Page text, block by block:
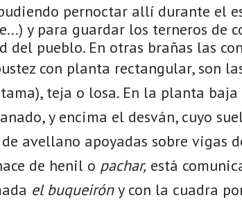
pernoctar allí durante el
y para guardar los terneros de
del pueblo. En otras brañas las
con planta rectangular, son
teja o losa. En la planta baja
y encima el desván, cuyo
avellano apoyadas sobre vigas
de henil o pachar, está
el buqueiróny con la cuadra